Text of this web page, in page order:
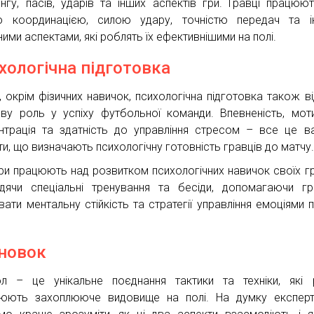
пасів, ударів та інших аспектів гри. Гравці
координацією, силою удару, точністю передач та
аспектами, які роблять їх ефективнішими на полі.
підготовка
окрім фізичних навичок, психологічна підготовка також
роль у успіху футбольної команди. Впевненість,
та здатність до управління стресом – все це
що визначають психологічну готовність гравців до матчу.
працюють над розвитком психологічних навичок своїх
спеціальні тренування та бесіди, допомагаючи
ментальну стійкість та стратегії управління емоціями
– це унікальне поєднання тактики та техніки, які
захоплююче видовище на полі. На думку